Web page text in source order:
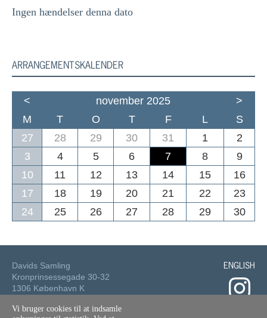
Ingen hændelser denna dato
ARRANGEMENTSKALENDER
< november 2025
>
M
T O T F L
S
27
28 29 30 31 1
2
3
4 5 6 7 8
9
10
11 12 13 14 15
16
17
18 19 20 21 22
23
24
25 26 27 28 29 30
Davids Samling
Kronprinsessegade 30-32
1306 København K
Tlf.: 33 73 49 49
ENGLISH
Vi bruger cookies til at indsamle